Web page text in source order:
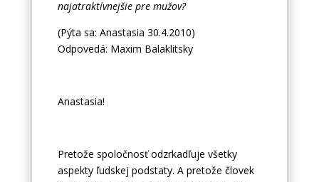
najatraktívnejšie pre mužov?
(Pýta sa: Anastasia 30.4.2010)
Odpovedá: Maxim Balaklitsky
Anastasia!
Pretože spoločnosť odzrkadľuje všetky
aspekty ľudskej podstaty. A pretože človek